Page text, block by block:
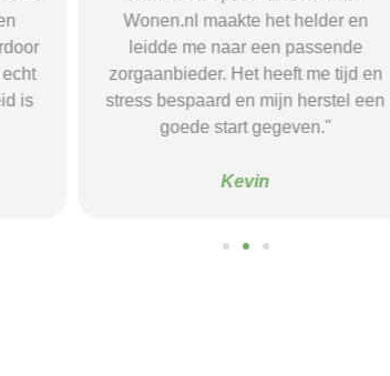
is
Wonen.nl maakte het helder en
leidde me naar een passende
zorgaanbieder. Het heeft me tijd en
stress bespaard en mijn herstel een
goede start gegeven."
Kevin